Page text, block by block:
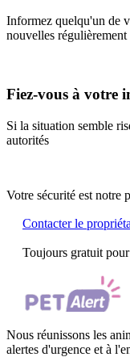
Informez quelqu'un de
nouvelles régulièrement
Fiez-vous à votre
Si la situation semble
autorités
Votre sécurité est notre
Contacter le
Toujours gratuit
Nous réunissons les
alertes d'urgence et à